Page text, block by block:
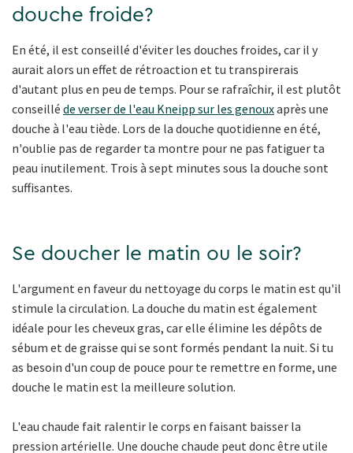
douche froide?
En été, il est conseillé d'éviter les douches froides, car il y
aurait alors un effet de rétroaction et tu transpirerais
d'autant plus en peu de temps. Pour se rafraîchir, il est plutôt
conseillé de verser de l'eau Kneipp sur les genouxaprès une
douche à l'eau tiède. Lors de la douche quotidienne en été,
n'oublie pas de regarder ta montre pour ne pas fatiguer ta
peau inutilement. Trois à sept minutes sous la douche sont
suffisantes.
Se doucher le matin ou le soir?
L'argument en faveur du nettoyage du corps le matin est qu'il
stimule la circulation. La douche du matin est également
idéale pour les cheveux gras, car elle élimine les dépôts de
sébum et de graisse qui se sont formés pendant la nuit. Si tu
as besoin d'un coup de pouce pour te remettre en forme, une
douche le matin est la meilleure solution.
L'eau chaude fait ralentir le corps en faisant baisser la
pression artérielle. Une douche chaude peut donc être utile